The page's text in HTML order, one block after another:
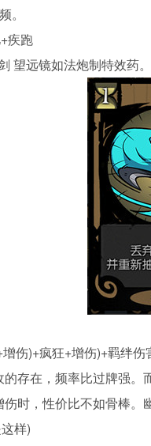
。
疾跑
望远镜如法炮制特效药。
伤)+疯狂+增伤)+羁绊伤
存在，频率比过牌强
时，性价比不如骨棒
样)